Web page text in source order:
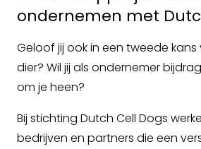
ondernemen met
Geloof jij ook in een tweede
dier? Wil jij als ondernemer
om je heen?
Bij stichting Dutch Cell Dogs
bedrijven en partners die een